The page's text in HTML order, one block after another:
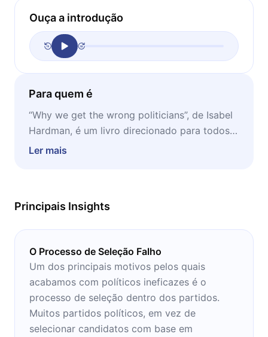
Ouça a introdução
Para quem é
“Why we get the wrong politicians”, de Isabel
Hardman, é um livro direcionado para todos
aqueles que se sentem perplexos quando
Ler mais
Principais Insights
O Processo de Seleção Falho
Um dos principais motivos pelos quais
acabamos com políticos ineficazes é o
processo de seleção dentro dos partidos.
Muitos partidos políticos, em vez de
selecionar candidatos com base em